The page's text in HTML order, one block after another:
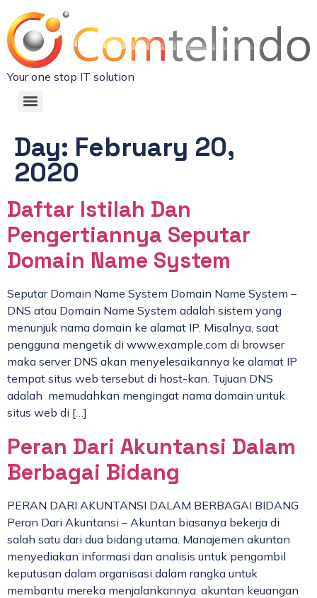
Your one stop IT solution
Day: February 20,
2020
Daftar Istilah Dan
Pengertiannya Seputar
Domain Name System
Seputar Domain Name System Domain Name System –
DNS atau Domain Name System adalah sistem yang
menunjuk nama domain ke alamat IP. Misalnya, saat
pengguna mengetik di www.example.com di browser
maka server DNS akan menyelesaikannya ke alamat IP
tempat situs web tersebut di host-kan. Tujuan DNS
adalah memudahkan mengingat nama domain untuk
situs web di […]
Peran Dari Akuntansi Dalam
Berbagai Bidang
PERAN DARI AKUNTANSI DALAM BERBAGAI BIDANG
Peran Dari Akuntansi – Akuntan biasanya bekerja di
salah satu dari dua bidang utama. Manajemen akuntan
menyediakan informasi dan analisis untuk pengambil
keputusan dalam organisasi dalam rangka untuk
membantu mereka menjalankannya. akuntan keuangan